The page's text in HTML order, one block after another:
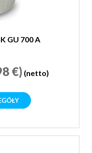
GU 700 A
€) (netto)